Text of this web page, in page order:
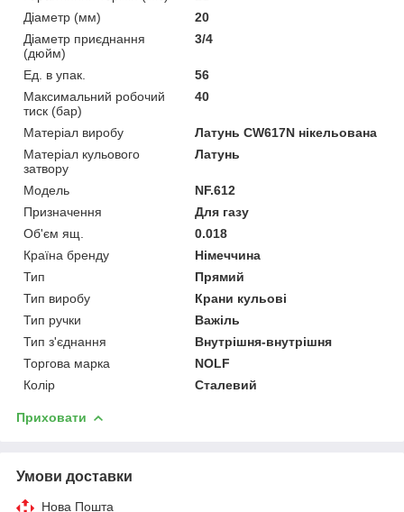
Діаметр (мм)
20
Діаметр приєднання
(дюйм)
3/4
Ед. в упак.
56
Максимальний робочий
тиск (бар)
40
Матеріал виробу
Латунь CW617N нікельована
Матеріал кульового
затвору
Латунь
Мoдель
NF.612
Призначення
Для газу
Об'єм ящ.
0.018
Країна бренду
Німеччина
Тип
Прямий
Тип виробу
Крани кульові
Тип ручки
Важіль
Тип з'єднання
Внутрішня-внутрішня
Торгова марка
NOLF
Колір
Сталевий
Приховати
Умови доставки
Нова Пошта